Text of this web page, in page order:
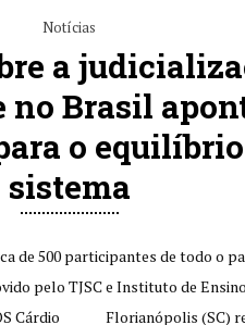
Notícias
a
no Brasil
o
sistema
de 500 participantes de todo o
pelo TJSC e Instituto de
Cárdio Florianópolis (SC)